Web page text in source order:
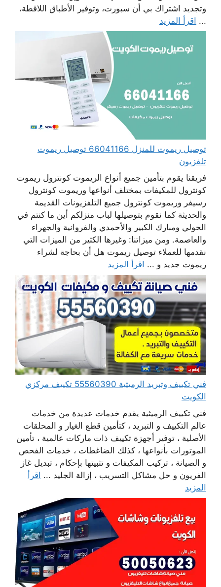
وتجديد اشتراك بي أن سبورت، وتوفير الأطباق اللاقطة،
... اقرأ المزيد
توصيل ريموت للمنزل 66041166 توصيل ريموت
تلفزيون
فريقنا يقوم بتأمين جميع أنواع الريموت كونترول ريموت
كونترول للمكيفات بمختلف أنواعها وريموت كونترول
رسيفر وريموت كونترول جميع التلفزيونات القديمة
والحديثة كما نقوم بتوصيلها لباب منزلكم أين ما كنتم في
الحولي ومبارك الكبير والأحمدي والفروانية والجهراء
والعاصمة. ومن ميزاتنا: وغيرها الكثير من الميزات التي
نقدمها للعملاء توصيل ريموت هل أن بحاجة لشراء
ريموت جديد و ... اقرأ المزيد
فني تكييف وتبريد الرميثية 55560390 تكييف مركزي
الكويت
فني تكييف الرميثية يقدم خدمات عديدة من خدمات
عالم التكييف و التبريد ، كتأمين قطع الغيار و المحلقات
الأصلية ، توفير أجهزة تكييف ذات ماركات عالمية ، تأمين
الموتورات بأنواعها ، كذلك الضاغطات ، خدمات الفحص
و الصيانة ، تركيب المكيفات و تثبيتها بإحكام ، تبديل غاز
الفريون و حل مشاكل التسريب ، إزالة الجليد ... اقرأ
المزيد